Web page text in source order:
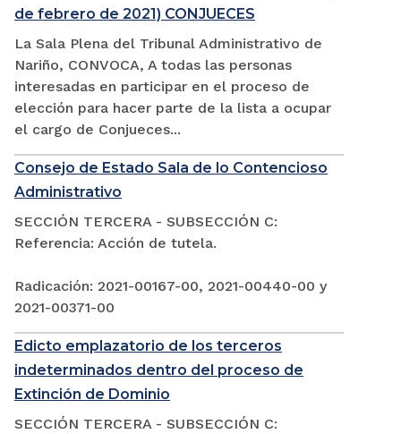
de febrero de 2021) CONJUECES
La Sala Plena del Tribunal Administrativo de
Nariño, CONVOCA, A todas las personas
interesadas en participar en el proceso de
elección para hacer parte de la lista a ocupar
el cargo de Conjueces...
Consejo de Estado Sala de lo Contencioso
Administrativo
SECCIÓN TERCERA - SUBSECCIÓN C:
Referencia: Acción de tutela.
Radicación: 2021-00167-00, 2021-00440-00 y
2021-00371-00
Edicto emplazatorio de los terceros
indeterminados dentro del proceso de
Extinción de Dominio
SECCIÓN TERCERA - SUBSECCIÓN C: